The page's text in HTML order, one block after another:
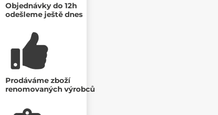
Objednávky do 12h
odešleme ještě dnes
Prodáváme zboží
renomovaných výrobců